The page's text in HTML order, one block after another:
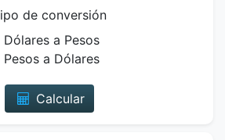
de conversión
Dólares a Pesos
Pesos a Dólares
Calcular